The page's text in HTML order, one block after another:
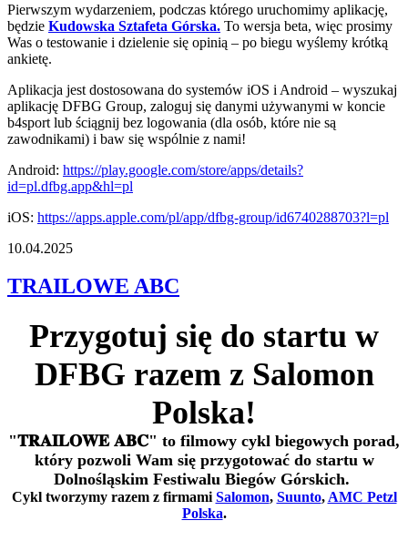
Pierwszym wydarzeniem, podczas którego uruchomimy aplikację,
będzie Kudowska Sztafeta Górska. To wersja beta, więc prosimy
Was o testowanie i dzielenie się opinią – po biegu wyślemy krótką
ankietę.
Aplikacja jest dostosowana do systemów iOS i Android – wyszukaj
aplikację DFBG Group, zaloguj się danymi używanymi w koncie
b4sport lub ściągnij bez logowania (dla osób, które nie są
zawodnikami) i baw się wspólnie z nami!
Android: https://play.google.com/store/apps/details?
id=pl.dfbg.app&hl=pl
iOS: https://apps.apple.com/pl/app/dfbg-group/id6740288703?l=pl
10.04.2025
TRAILOWE ABC
Przygotuj się do startu w
DFBG razem z Salomon
Polska!
"𝐓𝐑𝐀𝐈𝐋𝐎𝐖𝐄 𝐀𝐁𝐂" to filmowy cykl biegowych porad,
który pozwoli Wam się przygotować do startu w
Dolnośląskim Festiwalu Biegów Górskich.
Cykl tworzymy razem z firmami Salomon, Suunto, AMC Petzl
Polska.